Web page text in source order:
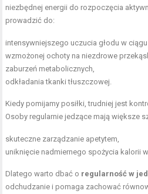
niezbędnej energii do rozpoczęcia
prowadzić do:
intensywniejszego uczucia głodu w
wzmożonej ochoty na niezdrowe
zaburzeń metabolicznych,
odkładania tkanki tłuszczowej.
Kiedy pomijamy posiłki, trudniej jest
Osoby regularnie jedzące mają większe
skuteczne zarządzanie apetytem,
uniknięcie nadmiernego spożycia kalorii
Dlatego warto dbać o regularność w
odchudzanie i pomaga zachować